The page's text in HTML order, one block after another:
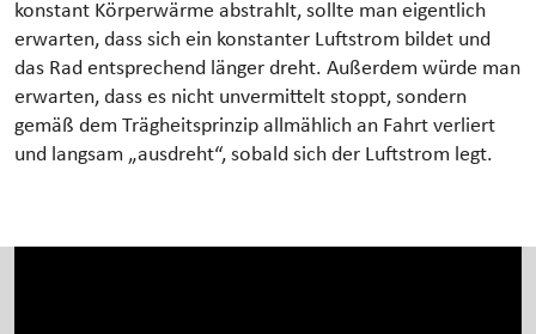
konstant Körperwärme abstrahlt, sollte man eigentlich
erwarten, dass sich ein konstanter Luftstrom bildet und
das Rad entsprechend länger dreht. Außerdem würde man
erwarten, dass es nicht unvermittelt stoppt, sondern
gemäß dem Trägheitsprinzip allmählich an Fahrt verliert
und langsam „ausdreht“, sobald sich der Luftstrom legt.